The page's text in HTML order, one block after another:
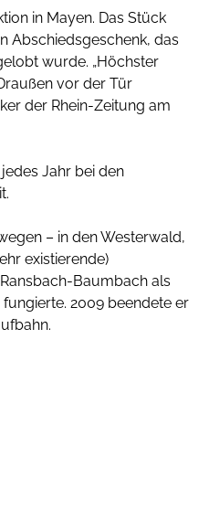
in Mayen. Das Stück
Abschiedsgeschenk, das
wurde. „Höchster
vor der Tür
der Rhein-Zeitung am
Jahr bei den
– in den Westerwald,
existierende)
Baumbach als
2009 beendete er